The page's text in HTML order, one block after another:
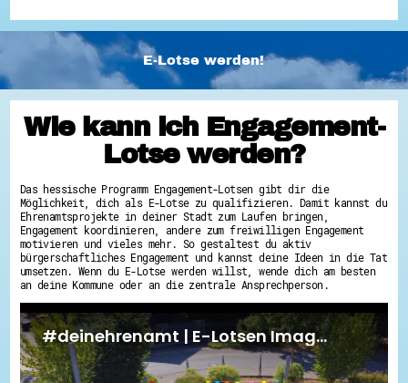
E-Lotse werden!
Wie kann ich Engagement-
Lotse werden?
Das hessische Programm Engagement-Lotsen gibt dir die
Möglichkeit, dich als E-Lotse zu qualifizieren. Damit kannst du
Ehrenamtsprojekte in deiner Stadt zum Laufen bringen,
Engagement koordinieren, andere zum freiwilligen Engagement
motivieren und vieles mehr. So gestaltest du aktiv
bürgerschaftliches Engagement und kannst deine Ideen in die Tat
umsetzen. Wenn du E-Lotse werden willst, wende dich am besten
an deine Kommune oder an die zentrale Ansprechperson.